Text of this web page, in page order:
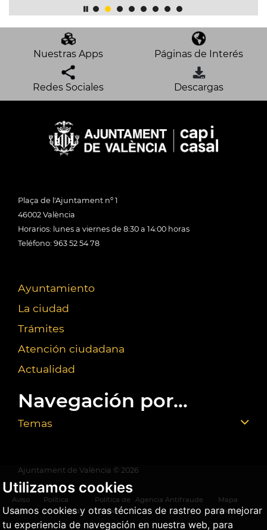
Utilizamos cookies
Usamos cookies y otras técnicas de rastreo para mejorar
tu experiencia de navegación en nuestra web, para
Nuestras Apps Páginas de Interés
Redes Sociales Descargas
Plaça de l'Ajuntament nº 1
46002 València
Horarios: lunes a viernes de 8:30 a 14:00 horas
Teléfono: 963 52 54 78
Ayuntamiento
La ciudad
Trámites
Atención ciudadana
Actualidad
Navegación por...
Temas
Ajuntament de València © 2026
Aviso
legal
Política
privacidad
Política de
cookies
Agencia Antifraude
Mapa
Web